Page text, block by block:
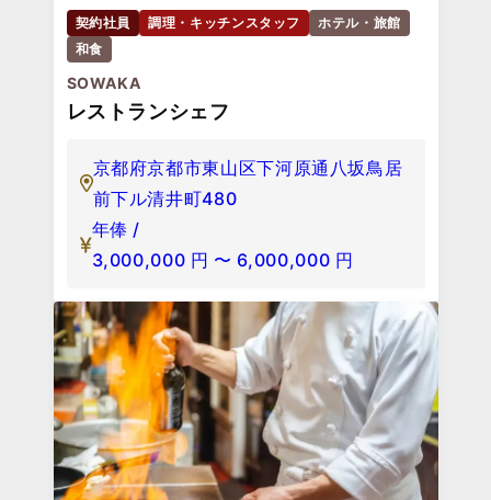
契約社員 調理・キッチンスタッフ
ホテル・旅館
和食
SOWAKA
レストランシェフ
京都府京都市東山区下河原通八坂鳥居
前下ル清井町480
年俸 /
3,000,000 円 〜 6,000,000 円